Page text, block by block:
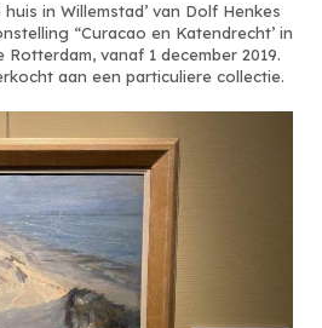
in Willemstad’ van Dolf Henkes
“Curacao en Katendrecht’ in
Rotterdam, vanaf 1 december 2019.
aan een particuliere collectie.